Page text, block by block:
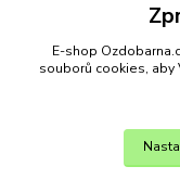
E-shop
souborů cookies, aby